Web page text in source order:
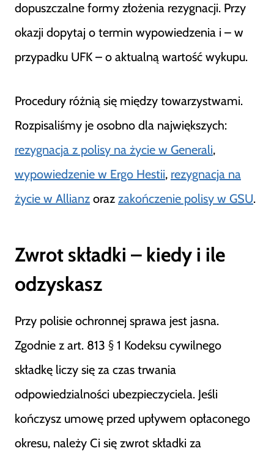
dopuszczalne formy złożenia rezygnacji. Przy
okazji dopytaj o termin wypowiedzenia i – w
przypadku UFK – o aktualną wartość wykupu.
Procedury różnią się między towarzystwami.
Rozpisaliśmy je osobno dla największych:
rezygnacja z polisy na życie w Generali,
wypowiedzenie w Ergo Hestii, rezygnacja na
życie w Allianz oraz zakończenie polisy w GSU.
Zwrot składki – kiedy i ile
odzyskasz
Przy polisie ochronnej sprawa jest jasna.
Zgodnie z art. 813 § 1 Kodeksu cywilnego
składkę liczy się za czas trwania
odpowiedzialności ubezpieczyciela. Jeśli
kończysz umowę przed upływem opłaconego
okresu, należy Ci się zwrot składki za